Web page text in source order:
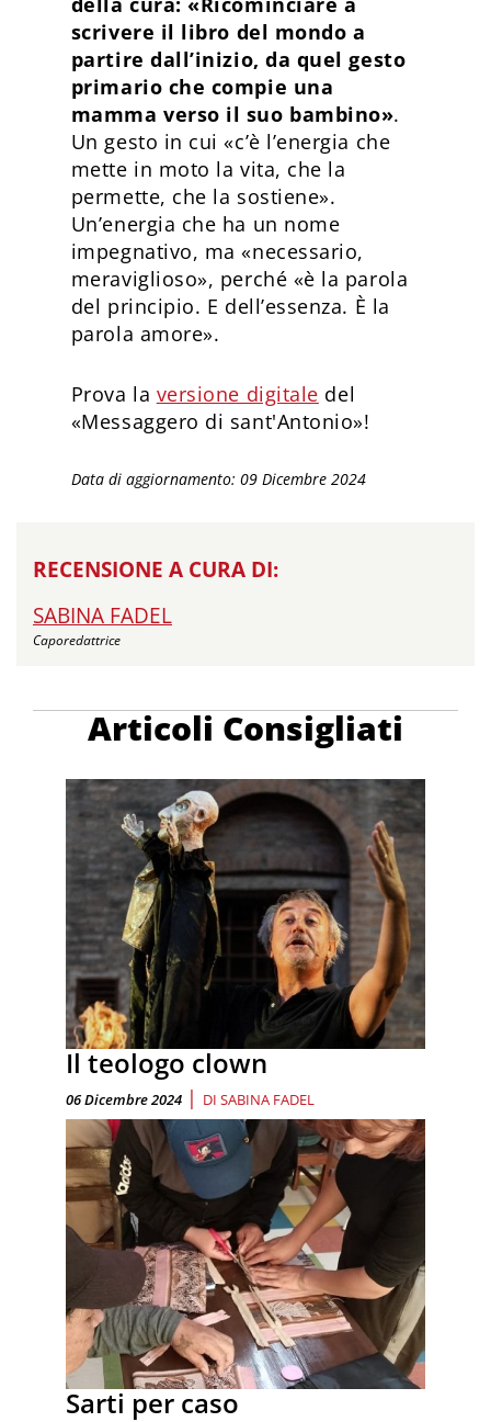
scrivere il libro del mondo a
partire dall’inizio, da quel gesto
primario che compie una
mamma verso il suo bambino».
Un gesto in cui «c’è l’energia che
mette in moto la vita, che la
permette, che la sostiene».
Un’energia che ha un nome
impegnativo, ma «necessario,
meraviglioso», perché «è la parola
del principio. E dell’essenza. È la
parola amore».
Prova la versione digitale del
«Messaggero di sant'Antonio»!
Data di aggiornamento: 09 Dicembre 2024
RECENSIONE A CURA DI:
SABINA FADEL
Caporedattrice
Articoli Consigliati
Il teologo clown
06 Dicembre 2024 | DI SABINA FADEL
Sarti per caso